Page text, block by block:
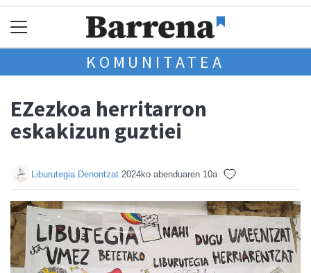
KOMUNITATEA
EZezkoa herritarron
eskakizun guztiei
Liburutegia Denontzat 2024ko abenduaren 10a